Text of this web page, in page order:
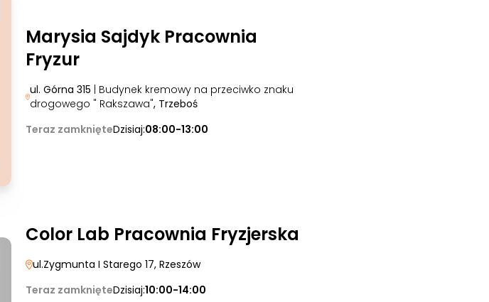
Marysia Sajdyk Pracownia
Fryzur
ul. Górna 315 | Budynek kremowy na przeciwko znaku
drogowego " Rakszawa", Trzeboś
Teraz zamknięteDzisiaj:08:00-13:00
Color Lab Pracownia Fryzjerska
ul.Zygmunta I Starego 17, Rzeszów
Teraz zamknięteDzisiaj:10:00-14:00